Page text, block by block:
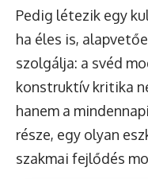
Pedig létezik egy
ha éles is,
szolgálja: a svéd
konstruktív kritika
hanem a
része, egy olyan
szakmai fejlődés